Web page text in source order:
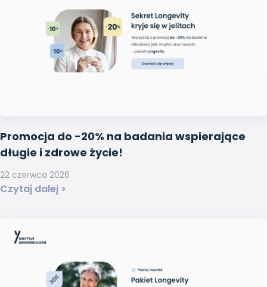
Promocja do -20% na badania wspierające
długie i zdrowe życie!
Czytaj dalej >
22 czerwca 2026